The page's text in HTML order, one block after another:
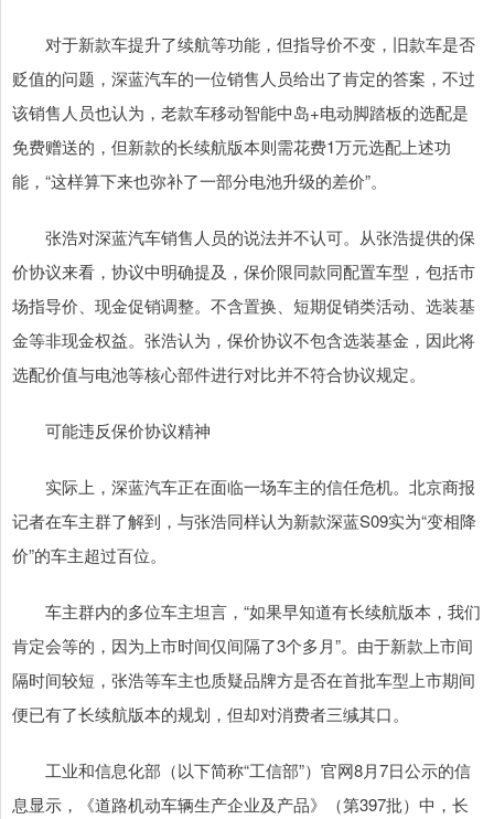
对于新款车提升了续航等功能，但指导价不变，旧款车是否
贬值的问题，深蓝汽车的一位销售人员给出了肯定的答案，不过
该销售人员也认为，老款车移动智能中岛+电动脚踏板的选配是
免费赠送的，但新款的长续航版本则需花费1万元选配上述功
能，“这样算下来也弥补了一部分电池升级的差价”。
张浩对深蓝汽车销售人员的说法并不认可。从张浩提供的保
价协议来看，协议中明确提及，保价限同款同配置车型，包括市
场指导价、现金促销调整。不含置换、短期促销类活动、选装基
金等非现金权益。张浩认为，保价协议不包含选装基金，因此将
选配价值与电池等核心部件进行对比并不符合协议规定。
可能违反保价协议精神
实际上，深蓝汽车正在面临一场车主的信任危机。北京商报
记者在车主群了解到，与张浩同样认为新款深蓝S09实为“变相降
价”的车主超过百位。
车主群内的多位车主坦言，“如果早知道有长续航版本，我们
肯定会等的，因为上市时间仅间隔了3个多月”。由于新款上市间
隔时间较短，张浩等车主也质疑品牌方是否在首批车型上市期间
便已有了长续航版本的规划，但却对消费者三缄其口。
工业和信息化部（以下简称“工信部”）官网8月7日公示的信
息显示，《道路机动车辆生产企业及产品》（第397批）中，长